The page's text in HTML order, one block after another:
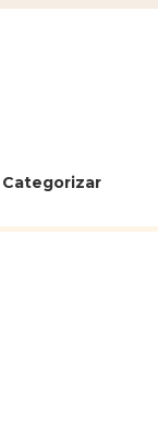
Categorizar